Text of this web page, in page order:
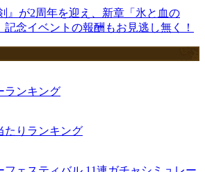
』が2周年を迎え、新章「氷と血の
念イベントの報酬もお見逃し無く！
ランキング
たりランキング